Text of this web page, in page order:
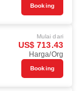
Booking
Mulai dari
US$ 713.43
Harga/Org
Booking